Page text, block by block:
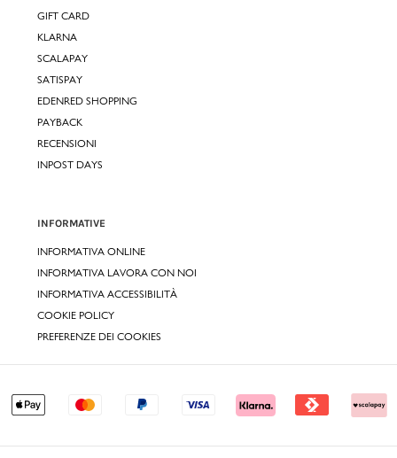
GIFT CARD
KLARNA
SCALAPAY
SATISPAY
EDENRED SHOPPING
PAYBACK
RECENSIONI
INPOST DAYS
INFORMATIVE
INFORMATIVA ONLINE
INFORMATIVA LAVORA CON NOI
INFORMATIVA ACCESSIBILITÀ
COOKIE POLICY
PREFERENZE DEI COOKIES